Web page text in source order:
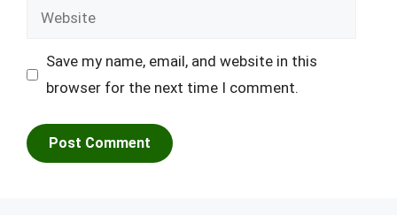
Website
Save my name, email, and website in this
browser for the next time I comment.